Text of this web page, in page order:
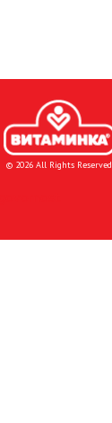
© 2026 All Rights Reserved